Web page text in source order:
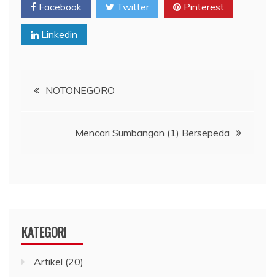
Facebook Twitter Pinterest
Linkedin
Navigasi
NOTONEGORO
Mencari Sumbangan (1) Bersepeda
KATEGORI
Artikel (20)